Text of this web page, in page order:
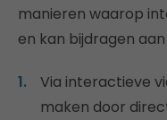
manieren waarop
en kan bijdragen
Via interactieve
maken door